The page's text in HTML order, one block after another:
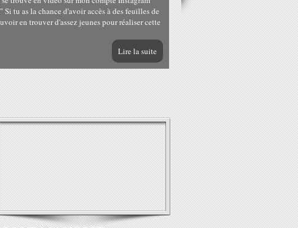
tu as la chance d'avoir accès à des feuilles de
en trouver d'assez jeunes pour réaliser cette
Lire la suite